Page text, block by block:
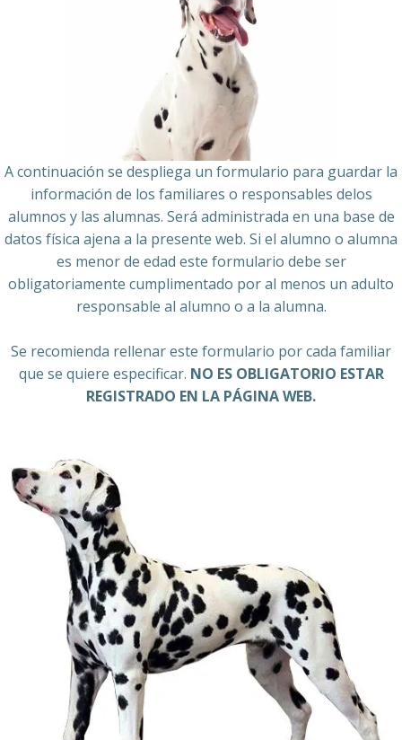
A continuación se despliega un formulario para guardar la
información de los familiares o responsables delos
alumnos y las alumnas. Será administrada en una base de
datos física ajena a la presente web. Si el alumno o alumna
es menor de edad este formulario debe ser
obligatoriamente cumplimentado por al menos un adulto
responsable al alumno o a la alumna.
Se recomienda rellenar este formulario por cada familiar
que se quiere especificar. NO ES OBLIGATORIO ESTAR
REGISTRADO EN LA PÁGINA WEB.